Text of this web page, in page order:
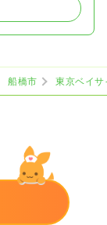
船橋市
東京ベイ